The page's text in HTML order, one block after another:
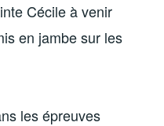
Cécile à venir
en jambe sur les
les épreuves